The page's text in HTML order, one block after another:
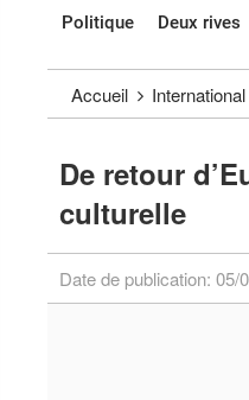
Politique Deux rives
Accueil International
De retour
culturelle
Date de publication: 05/